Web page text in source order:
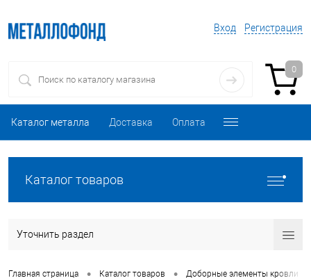
Вход Регистрация
0
Каталог металла Доставка Оплата
Каталог товаров
Уточнить раздел
Главная страница • Каталог товаров • Доборные элементы кровли